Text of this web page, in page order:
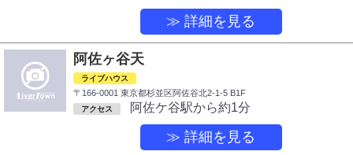
≫ 詳細を見る
阿佐ヶ谷天
ライブハウス
〒166-0001 東京都杉並区阿佐谷北2-1-5 B1F
アクセス 阿佐ケ谷駅から約1分
≫ 詳細を見る